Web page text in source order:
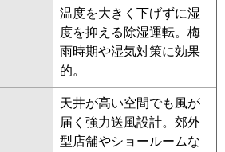
PA-P56T7SHNBX PA-P56T7SHB
PA-P56T7SHNB PA-P56T7SH
PA-P56T7SHN PA-P56T6SCB
PA-P56T6SCNB
PA-P56T6SHB PA-P56T6SHA
PA-P56T6SHN1
温度を大きく下げずに湿
度を抑える除湿運転。梅
雨時期や湿気対策に効果
的。
天井が高い空間でも風が
届く強力送風設計。郊外
型店舗やショールームな